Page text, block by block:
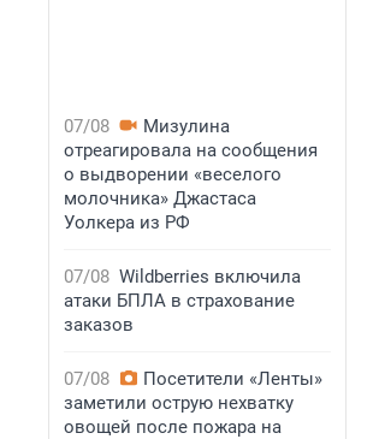
07/08
Мизулина
отреагировала на сообщения
о выдворении «веселого
молочника» Джастаса
Уолкера из РФ
07/08 Wildberries включила
атаки БПЛА в страхование
заказов
07/08
Посетители «Ленты»
заметили острую нехватку
овощей после пожара на